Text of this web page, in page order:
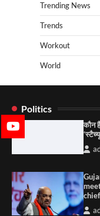
Trending News
Trends
Workout
World
Politics
कौन
chief